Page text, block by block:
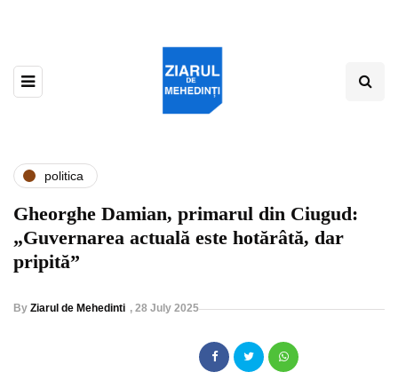
politica
Gheorghe Damian, primarul din Ciugud:
„Guvernarea actuală este hotărâtă, dar
pripită”
By Ziarul de Mehedinti , 28 July 2025